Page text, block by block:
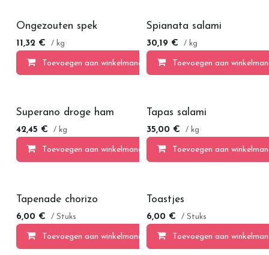
Ongezouten spek
11,32 € / kg
Toevoegen aan winkelmandje
Spianata salami
30,19 € / kg
Toevoegen aan
Superano droge ham
42,45 € / kg
Toevoegen aan winkelmandje
Tapas salami
35,00 € / kg
Toevoegen aan
Tapenade chorizo
6,00 € / Stuks
Toevoegen aan winkelmandje
Toastjes
6,00 € / Stuks
Toevoegen aan